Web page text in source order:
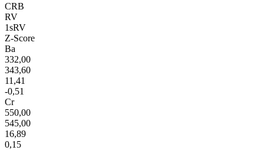
CRB
RV
1sRV
Z-Score
Ba
332,00
343,60
11,41
-0,51
Cr
550,00
545,00
16,89
0,15